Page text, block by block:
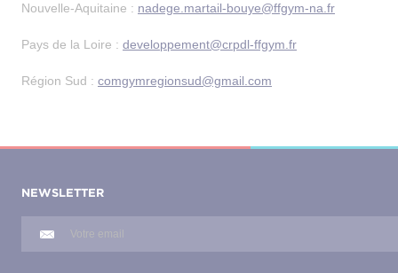
Nouvelle-Aquitaine : nadege.martail-bouye@ffgym-na.fr
Pays de la Loire : developpement@crpdl-ffgym.fr
Région Sud : comgymregionsud@gmail.com
NEWSLETTER